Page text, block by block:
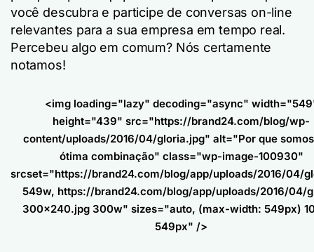
você descubra e participe de conversas on-line
relevantes para a sua empresa em tempo real.
Percebeu algo em comum? Nós certamente
notamos!
<img loading="lazy" decoding="async"
height="439" src="https://brand24.com/blog/wp-
content/uploads/2016/04/gloria.jpg" alt="Por que
ótima combinação" class="wp-image-100930"
srcset="https://brand24.com/blog/app/uploads/2016/04/
549w, https://brand24.com/blog/app/uploads/2016/04/
300x240.jpg 300w" sizes="auto, (max-width: 549px)
549px" />